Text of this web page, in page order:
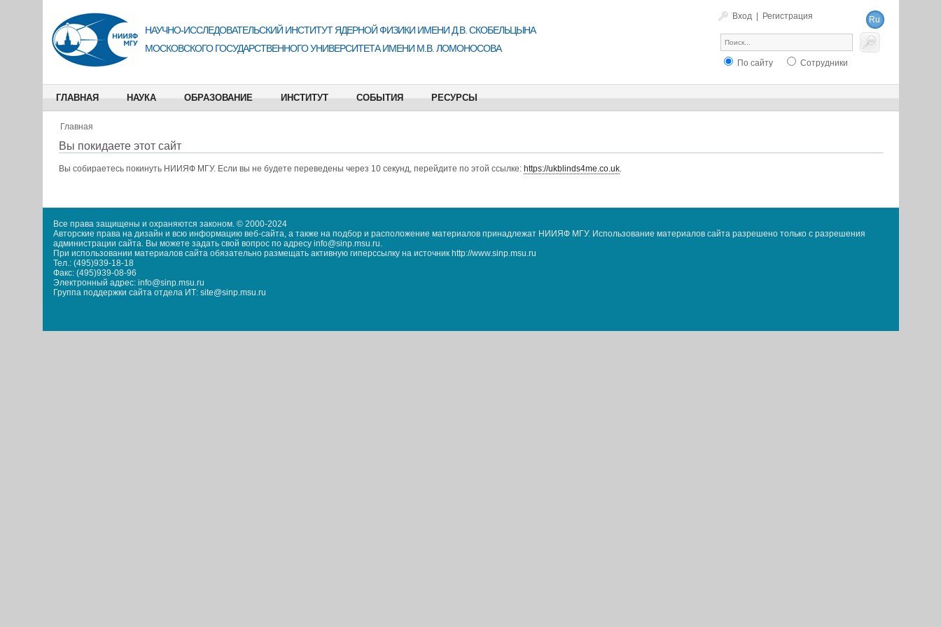
Вход Регистрация
Ru
En
НАУЧНО-ИССЛЕДОВАТЕЛЬСКИЙ ИНСТИТУТ ЯДЕРНОЙ ФИЗИКИ ИМЕНИ Д.В. СКОБЕЛЬЦЫНА
МОСКОВСКОГО ГОСУДАРСТВЕННОГО УНИВЕРСИТЕТА ИМЕНИ М.В. ЛОМОНОСОВА
По сайту Сотрудники
ГЛАВНАЯ НАУКА ОБРАЗОВАНИЕ ИНСТИТУТ СОБЫТИЯ РЕСУРСЫ
Главная
Вы покидаете этот сайт
Вы собираетесь покинуть НИИЯФ МГУ. Если вы не будете переведены через 10 секунд, перейдите по этой ссылке: https://ukblinds4me.co.uk.
Все права защищены и охраняются законом. © 2000-2024
Авторские права на дизайн и всю информацию веб-сайта, а также на подбор и расположение материалов принадлежат НИИЯФ МГУ. Использование материалов сайта разрешено только с разрешения
администрации сайта. Вы можете задать свой вопрос по адресу info@sinp.msu.ru.
При использовании материалов сайта обязательно размещать активную гиперссылку на источник http://www.sinp.msu.ru
Тел.: (495)939-18-18
Факс: (495)939-08-96
Электронный адрес: info@sinp.msu.ru
Группа поддержки сайта отдела ИТ: site@sinp.msu.ru